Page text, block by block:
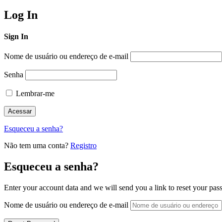
Log In
Sign In
Nome de usuário ou endereço de e-mail
Senha
Lembrar-me
Esqueceu a senha?
Não tem uma conta? Registro
Esqueceu a senha?
Enter your account data and we will send you a link to reset your
Nome de usuário ou endereço de e-mail